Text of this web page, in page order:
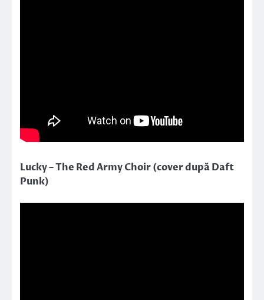
Lucky – The Red Army Choir (cover după Daft
Punk)